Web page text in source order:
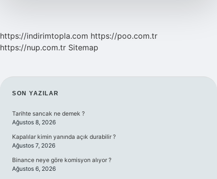
https://indirimtopla.com https://poo.com.tr
https://nup.com.tr Sitemap
SIDEBAR
SON YAZILAR
Tarihte sancak ne demek ?
Ağustos 8, 2026
Kapalılar kimin yanında açık durabilir ?
Ağustos 7, 2026
Binance neye göre komisyon alıyor ?
Ağustos 6, 2026